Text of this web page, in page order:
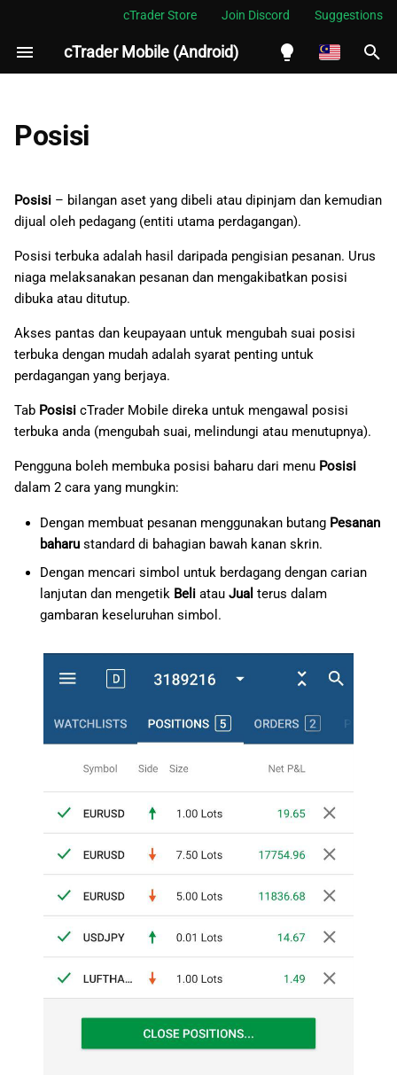
cTrader Store Join Discord Suggestions
cTrader Mobile (Android)
العربية
Indonesia
Melayu
ไทย
한국어
日本語
Polski
Русский
S
a
a
r
i
Ubah suai
Tutup
Carta
Butiran
Posisi
Posisi – bilangan aset yang dibeli atau dipinjam dan kemudian
dijual oleh pedagang (entiti utama perdagangan).
Posisi terbuka adalah hasil daripada pengisian pesanan. Urus
niaga melaksanakan pesanan dan mengakibatkan posisi
dibuka atau ditutup.
Akses pantas dan keupayaan untuk mengubah suai posisi
terbuka dengan mudah adalah syarat penting untuk
perdagangan yang berjaya.
Tab Posisi cTrader Mobile direka untuk mengawal posisi
terbuka anda (mengubah suai, melindungi atau menutupnya).
Pengguna boleh membuka posisi baharu dari menu Posisi
dalam 2 cara yang mungkin:
Dengan membuat pesanan menggunakan butang Pesanan
baharustandard di bahagian bawah kanan skrin.
Dengan mencari simbol untuk berdagang dengan carian
lanjutan dan mengetik Beliatau Jual terus dalam
gambaran keseluruhan simbol.